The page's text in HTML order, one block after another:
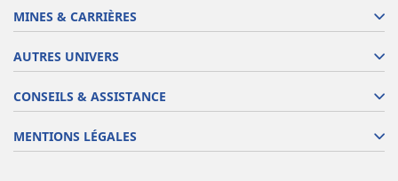
MINES & CARRIÈRES
AUTRES UNIVERS
CONSEILS & ASSISTANCE
MENTIONS LÉGALES